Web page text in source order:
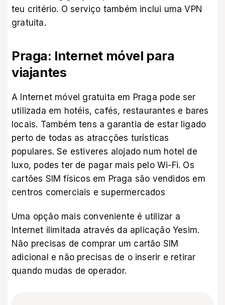
teu critério. O serviço também inclui uma VPN
gratuita.
Praga: Internet móvel para
viajantes
A Internet móvel gratuita em Praga pode ser
utilizada em hotéis, cafés, restaurantes e bares
locais. Também tens a garantia de estar ligado
perto de todas as atracções turísticas
populares. Se estiveres alojado num hotel de
luxo, podes ter de pagar mais pelo Wi-Fi. Os
cartões SIM físicos em Praga são vendidos em
centros comerciais e supermercados
Uma opção mais conveniente é utilizar a
Internet ilimitada através da aplicação Yesim.
Não precisas de comprar um cartão SIM
adicional e não precisas de o inserir e retirar
quando mudas de operador.